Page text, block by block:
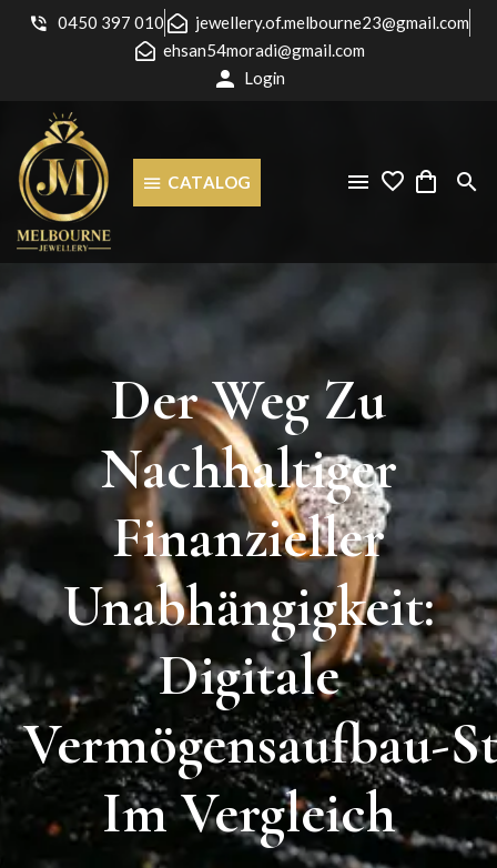
0450 397 010
jewellery.of.melbourne23@gmail.com
ehsan54moradi@gmail.com
Login
CATALOG
DerWegZu
Nachhaltiger
Finanzieller
Unabhängigkeit:
Digitale
Vermögensaufbau-
ImVergleich